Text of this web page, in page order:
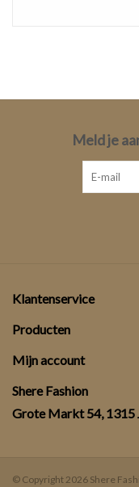
Meld je
Klantenservice
Producten
Mijn account
Shere Fashion
Grote Markt 54, 1315
© Copyright 2026 Shere